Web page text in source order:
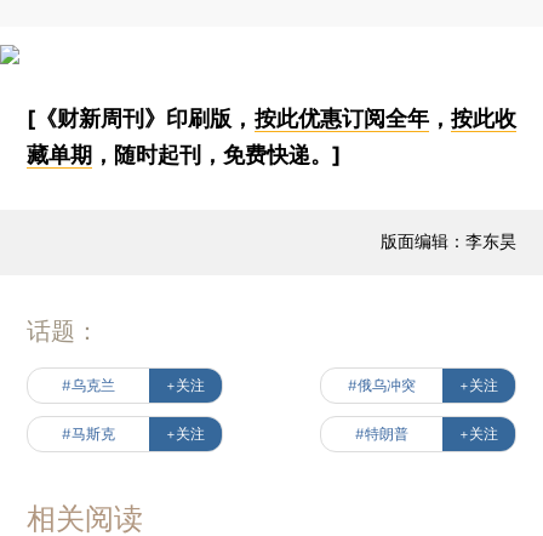
[《财新周刊》印刷版， 按此优惠订阅全年， 按此收
藏单期 ，随时起刊，免费快递。]
版面编辑：李东昊
话题：
#乌克兰 +关注 #俄乌冲突 +关注
#马斯克 +关注 #特朗普 +关注
相关阅读